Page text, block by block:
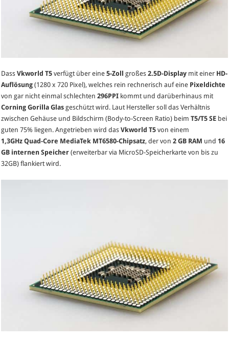
DassVkworld T5 verfügt über eine5-Zoll großes2.5D-Display mit einer HD-
Auflösung (1280 x 720 Pixel), welches rein rechnerisch auf eine Pixeldichte
von gar nicht einmal schlechten296PPI kommt und darüberhinaus mit
Corning Gorilla Glas geschützt wird. Laut Hersteller soll das Verhältnis
zwischen Gehäuse und Bildschirm (Body-to-Screen Ratio) beimT5/T5 SE bei
guten 75% liegen. Angetrieben wird dasVkworld T5 von einem
1,3GHz Quad-Core MediaTek MT6580-Chipsatz, der von2 GB RAM und16
GB internen Speicher (erweiterbar via MicroSD-Speicherkarte von bis zu
32GB) flankiert wird.